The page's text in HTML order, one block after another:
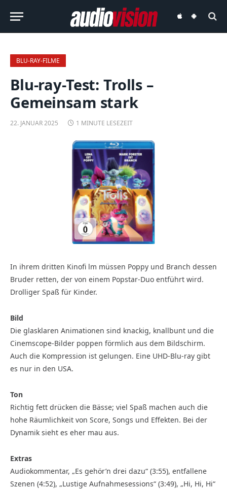
audiovisionaudiovision
BLU-RAY-FILME
Blu-ray-Test: Trolls –
Gemeinsam stark
22. JANUAR 2025 1 MINUTE LESEZEIT
In ihrem dritten Kinofi lm müssen Poppy und Branch dessen
Bruder retten, der von einem Popstar-Duo entführt wird.
Drolliger Spaß für Kinder.
Bild
Die glasklaren Animationen sind knackig, knallbunt und die
Cinemscope-Bilder poppen förmlich aus dem Bildschirm.
Auch die Kompression ist gelungen. Eine UHD-Blu-ray gibt
es nur in den USA.
Ton
Richtig fett drücken die Bässe; viel Spaß machen auch die
hohe Räumlichkeit von Score, Songs und Effekten. Bei der
Dynamik sieht es eher mau aus.
Extras
Audiokommentar, „Es gehör’n drei dazu“ (3:55), entfallene
Szenen (4:52), „Lustige Aufnahmesessions“ (3:49), „Hi, Hi, Hi“